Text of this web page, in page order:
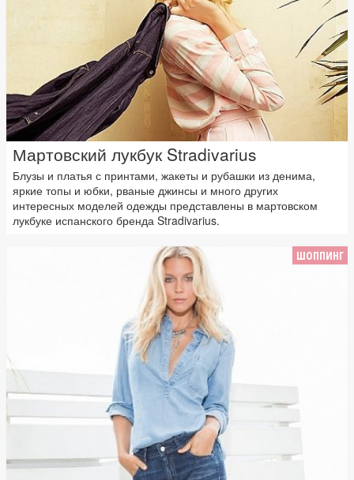
Мартовский лукбук Stradivarius
Блузы и платья с принтами, жакеты и рубашки из денима,
яркие топы и юбки, рваные джинсы и много других
интересных моделей одежды представлены в мартовском
лукбуке испанского бренда Stradivarius.
ШОППИНГ